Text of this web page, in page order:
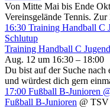
Von Mitte Mai bis Ende
Vereinsgelände Tennis. Zur
16:30 Training Handball C
Schlutup
Training Handball C
Aug. 12 um 16:30 – 18:00
Du bist auf der Suche nach
und würdest dich gern
17:00 Fußball B-Junioren
Fußball B-Junioren @ TSV